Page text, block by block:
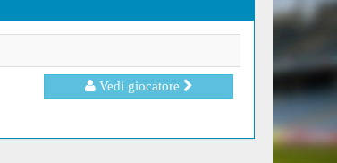
Vedi giocatore